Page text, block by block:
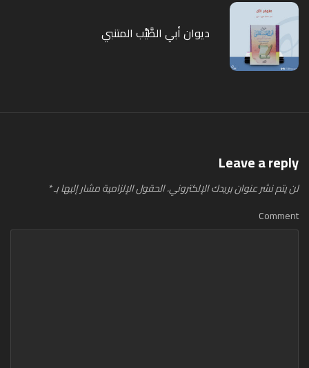
Leave a reply
لن يتم نشر عنوان بريدك الإلكتروني.الحقول الإلزامية مشار إليها بـ*
Comment